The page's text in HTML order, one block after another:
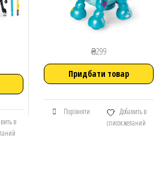
в
₴299
Придбати товар
Порівняти
Добавить в
список желаний